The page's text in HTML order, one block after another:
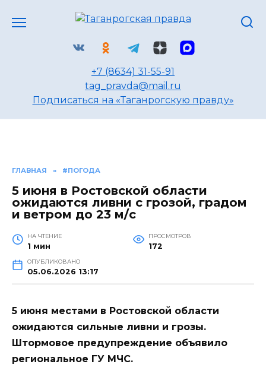
+7 (8634) 31-55-91
tag_pravda@mail.ru
Подписаться на «Таганрогскую правду»
ГЛАВНАЯ » #ПОГОДА
5 июня в Ростовской области
ожидаются ливни с грозой, градом
и ветром до 23 м/с
НА ЧТЕНИЕ
1 мин
ПРОСМОТРОВ
172
ОПУБЛИКОВАНО
05.06.2026 13:17
5 июня местами в Ростовской области
ожидаются сильные ливни и грозы.
Штормовое предупреждение объявило
региональное ГУ МЧС.